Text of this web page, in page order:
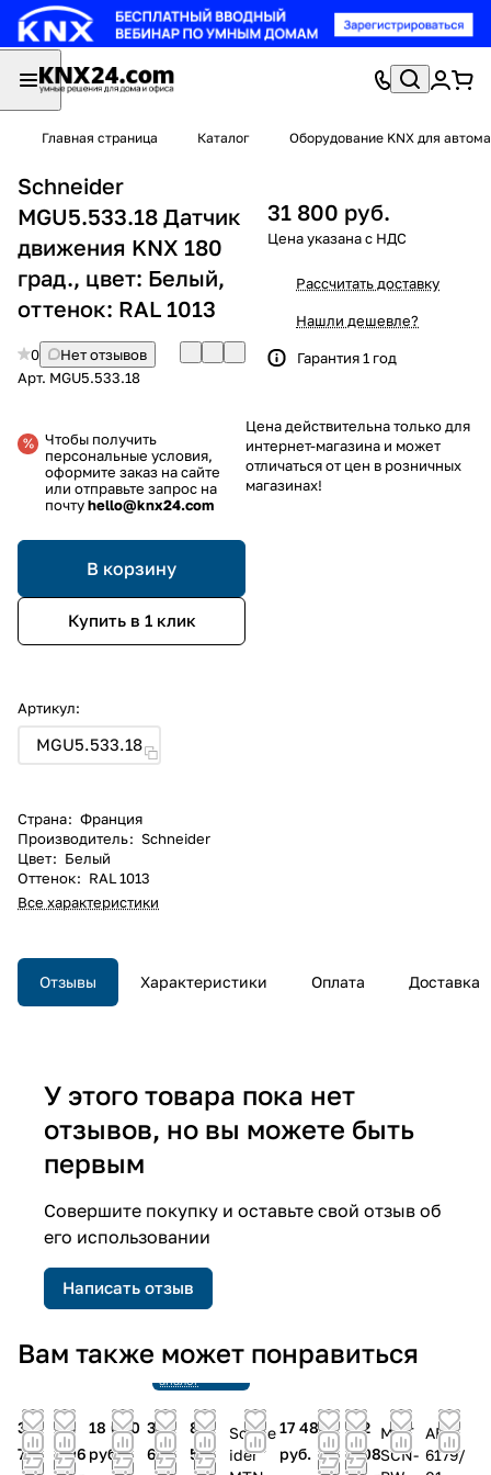
Главная страница Каталог Оборудование KNX для
Schneider
MGU5.533.18 Датчик
движения KNX 180
град., цвет: Белый,
оттенок: RAL 1013
0
Нет отзывов
Арт. MGU5.533.18
Чтобы получить
персональные условия,
оформите заказ на сайте
или отправьте запрос на
почтуhello@knx24.com
В корзину
Купить в 1 клик
Артикул:
MGU5.533.18
Страна: Франция
Производитель: Schneider
Цвет: Белый
Оттенок: RAL 1013
Все характеристики
31 800 руб.
Рассчитать доставку
Нашли дешевле?
Гарантия 1 год
Цена действительна только для
интернет-магазина и может
отличаться от цен в розничных
магазинах!
Отзывы Характеристики Оплата Доставка
У этого товара пока нет
отзывов, но вы можете быть
первым
Совершите покупку и оставьте свой отзыв об
его использовании
Написать отзыв
Вам также может понравиться
33
726
43
806
18 080
руб.
производства
Ссылка на
35
674
83
531
Schne
ider
17 480
руб.
32
208
MDT
SCN-
ABB
6179/